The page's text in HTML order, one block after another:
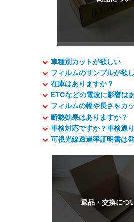
車種別カットが欲しい
フィルムのサンプルが欲
在庫はありますか？
ETCなどの電波に影響は
フィルムの幅や長さをカ
断熱効果はありますか？
車検対応ですか？車検通
可視光線透過率証明書は